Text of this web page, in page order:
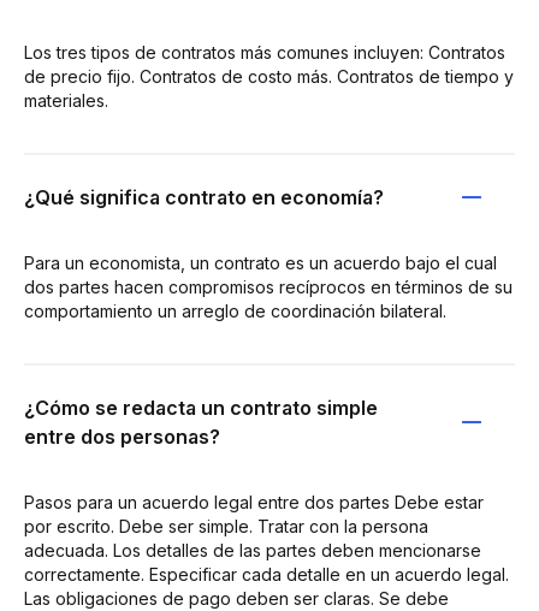
Los tres tipos de contratos más comunes incluyen: Contratos
de precio fijo. Contratos de costo más. Contratos de tiempo y
materiales.
¿Qué significa contrato en economía?
Para un economista, un contrato es un acuerdo bajo el cual
dos partes hacen compromisos recíprocos en términos de su
comportamiento un arreglo de coordinación bilateral.
¿Cómo se redacta un contrato simple
entre dos personas?
Pasos para un acuerdo legal entre dos partes Debe estar
por escrito. Debe ser simple. Tratar con la persona
adecuada. Los detalles de las partes deben mencionarse
correctamente. Especificar cada detalle en un acuerdo legal.
Las obligaciones de pago deben ser claras. Se debe